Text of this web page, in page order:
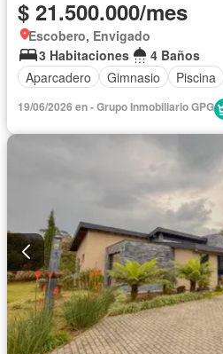
$ 21.500.000/mes
Escobero, Envigado
3 Habitaciones
4 Baños
Aparcadero
Gimnasio Piscina
19/06/2026 en - Grupo Inmobiliario GPG